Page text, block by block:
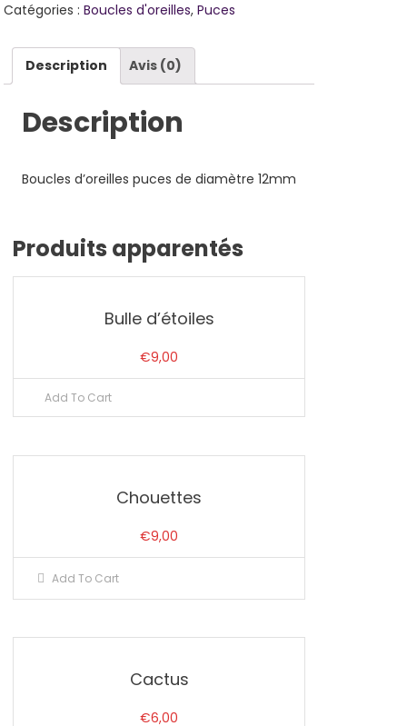
Catégories :Boucles d'oreilles,Puces
Description Avis (0)
Description
Boucles d’oreilles puces de diamètre 12mm
Produits apparentés
Bulle d’étoiles
€9,00
Add To Cart
Chouettes
€9,00
Add To Cart
Cactus
€6,00